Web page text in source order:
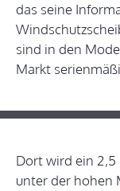
das seine
sind in den
Markt
Dort wird ein 2,5
unter der hohen